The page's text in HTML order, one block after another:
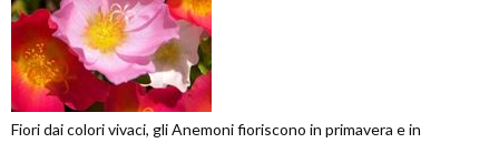
Fiori dai colori vivaci, gli Anemoni fioriscono in primavera e in